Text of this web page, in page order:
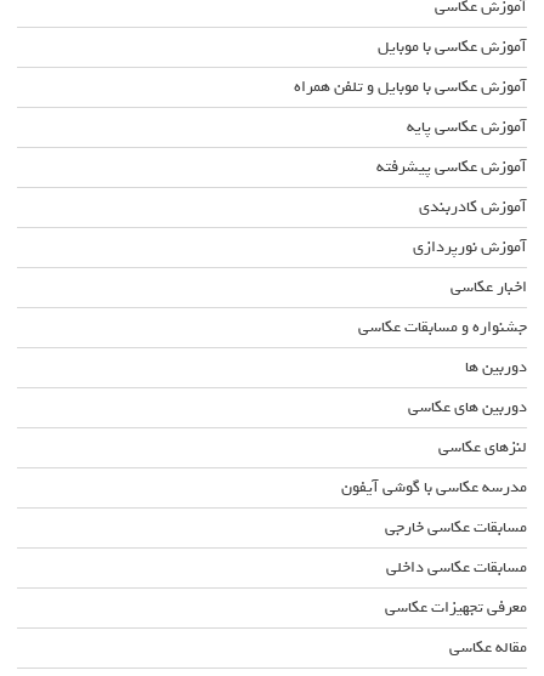
آموزش عکاسی
آموزش عکاسی با موبایل
آموزش عکاسی با موبایل و تلفن همراه
آموزش عکاسی پایه
آموزش عکاسی پیشرفته
آموزش کادربندی
آموزش نورپردازی
اخبار عکاسی
جشنواره و مسابقات عکاسی
دوربین ها
دوربین های عکاسی
لنزهای عکاسی
مدرسه عکاسی با گوشی آیفون
مسابقات عکاسی خارجی
مسابقات عکاسی داخلی
معرفی تجهیزات عکاسی
مقاله عکاسی